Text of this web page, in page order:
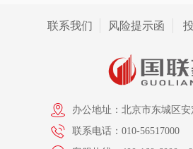
联系我们 风险提示函
办公地址：北京市东城区
联系电话：010-56517000